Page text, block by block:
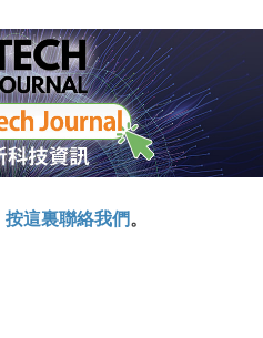
按這裏聯絡我們。